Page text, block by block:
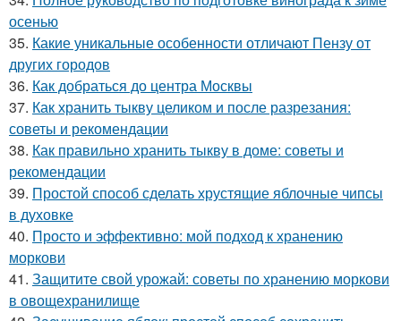
осенью
35. Какие уникальные особенности отличают Пензу от
других городов
36. Как добраться до центра Москвы
37. Как хранить тыкву целиком и после разрезания:
советы и рекомендации
38. Как правильно хранить тыкву в доме: советы и
рекомендации
39. Простой способ сделать хрустящие яблочные чипсы
в духовке
40. Просто и эффективно: мой подход к хранению
моркови
41. Защитите свой урожай: советы по хранению моркови
в овощехранилище